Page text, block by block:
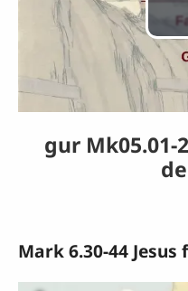
gur Mk05.01-
Mark 6.30-44 Jesus